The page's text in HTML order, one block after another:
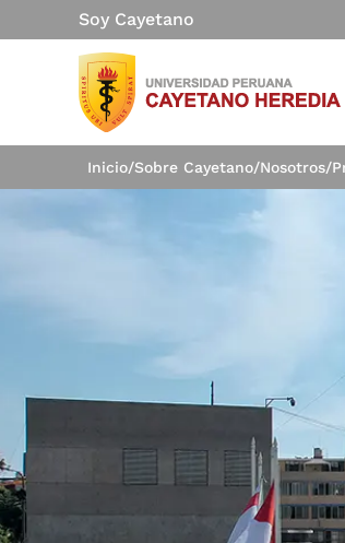
Soy Cayetano
Inicio/Sobre Cayetano/Nosotros/